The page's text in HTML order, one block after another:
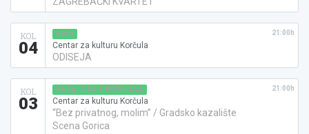
KOL
04
KINO
Centar za kulturu Korčula
ODISEJA
21:00h
KOL
03
KAZALIŠNA PREDSTAVA
Centar za kulturu Korčula
“Bez privatnog, molim” / Gradsko kazalište
Scena Gorica
21:00h